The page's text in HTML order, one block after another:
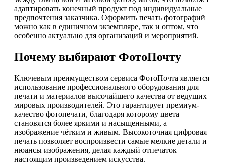
адаптировать конечный продукт под индивидуальные
предпочтения заказчика. Оформить печать фотографий
можно как в единичном экземпляре, так и оптом, что
особенно актуально для организаций и мероприятий.
Почему выбирают ФотоПочту
Ключевым преимуществом сервиса ФотоПочта является
использование профессионального оборудования для
печати и материалов высочайшего качества от ведущих
мировых производителей. Это гарантирует премиум-
качество фотопечати, благодаря которому цвета
становятся более яркими и насыщенными, а
изображение чётким и живым. Высокоточная цифровая
печать позволяет воспроизвести самые мелкие детали и
нюансы изображения, делая каждый отпечаток
настоящим произведением искусства.